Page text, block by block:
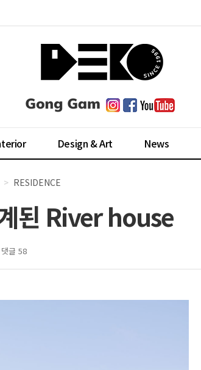
Design & Art News
RESIDENCE
된 River house
댓글 58